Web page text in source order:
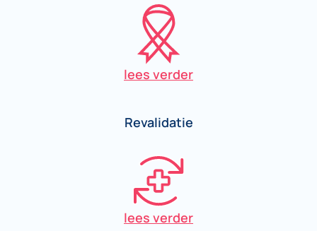
lees verder
Revalidatie
lees verder